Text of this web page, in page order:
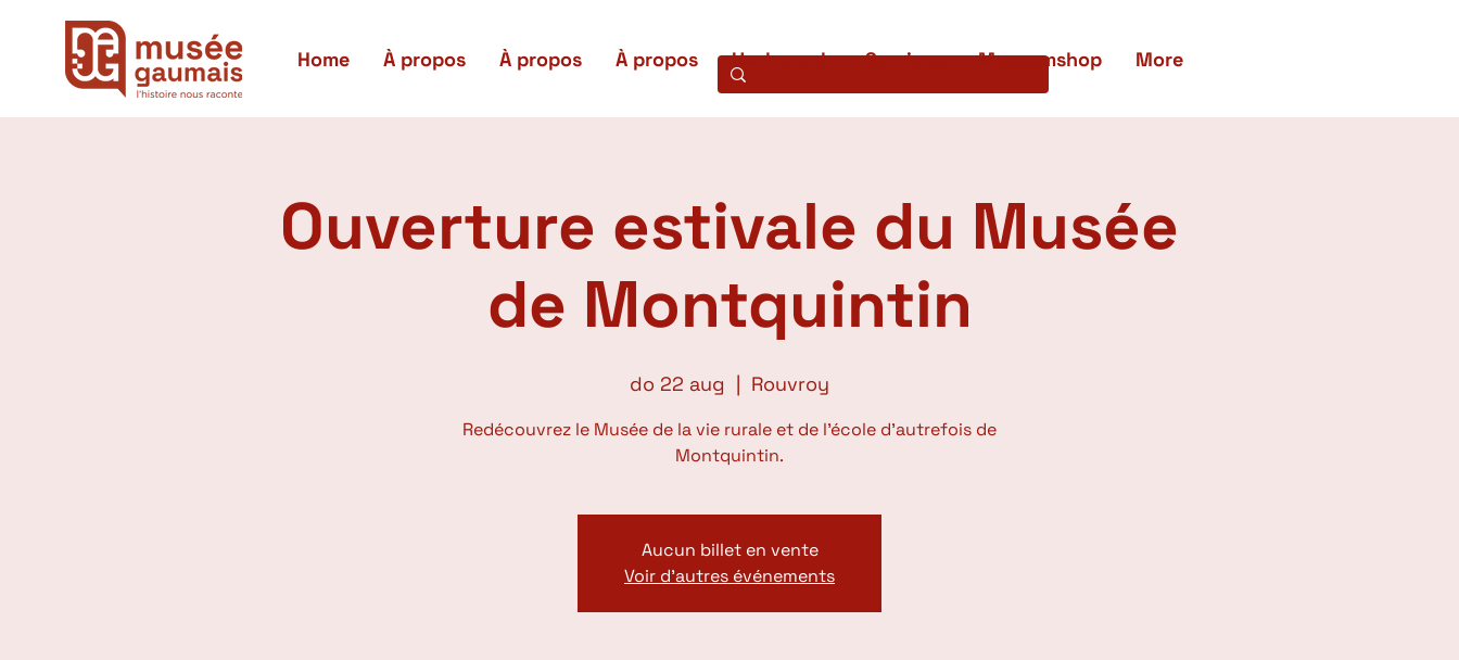
Home À propos À propos À propos Uw bezoek Services Museumshop More
Ouverture estivale du Musée
de Montquintin
do 22 aug
  |
Rouvroy
Redécouvrez le Musée de la vie rurale et de l'école d'autrefois de
Montquintin.
Aucun billet en vente
Voir d'autres événements